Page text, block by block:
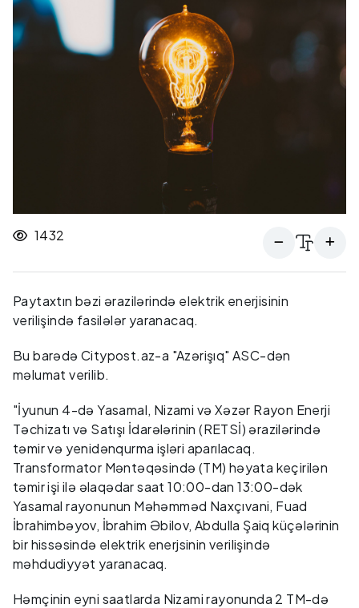
1432
Paytaxtın bəzi ərazilərində elektrik enerjisinin
verilişində fasilələr yaranacaq.
Bu barədə Citypost.az-a "Azərişıq" ASC-dən
məlumat verilib.
"İyunun 4-də Yasamal, Nizami və Xəzər Rayon Enerji
Təchizatı və Satışı İdarələrinin (RETSİ) ərazilərində
təmir və yenidənqurma işləri aparılacaq.
Transformator Məntəqəsində (TM) həyata keçirilən
təmir işi ilə əlaqədar saat 10:00-dan 13:00-dək
Yasamal rayonunun Məhəmməd Naxçıvani, Fuad
İbrahimbəyov, İbrahim Əbilov, Abdulla Şaiq küçələrinin
bir hissəsində elektrik enerjsinin verilişində
məhdudiyyət yaranacaq.
Həmçinin eyni saatlarda Nizami rayonunda 2 TM-də